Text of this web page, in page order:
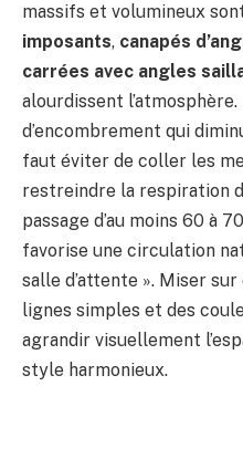
massifs et volumineux
imposants, canapés
carrées avec angles
alourdissent
d’encombrement qui
faut éviter de coller les
restreindre la respiration
passage d’au moins 60 à
favorise une circulation
salle d’attente ». Miser
lignes simples et des
agrandir visuellement
style harmonieux.